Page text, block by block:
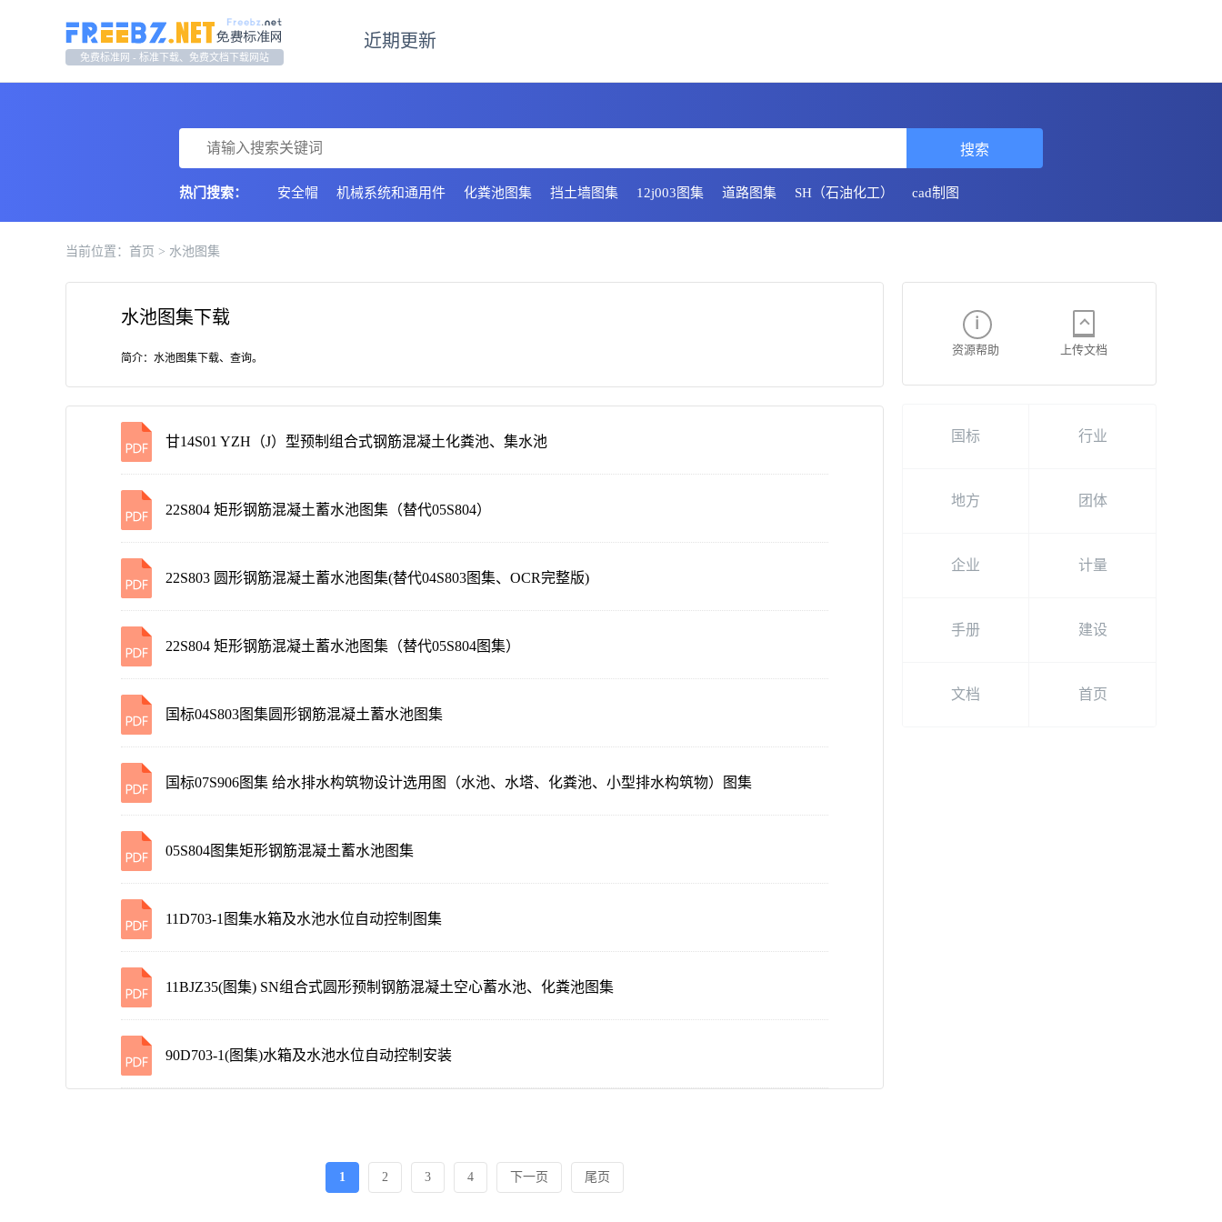
免费标准网 - 标准下载、免费文档下载网站
近期更新
搜索
热门搜索： 安全帽 机械系统和通用件 化粪池图集 挡土墙图集 12j003图集 道路图集 SH（石油化工） cad制图
行业计量检定 污染物排放 消火栓箱图集 不锈钢管 硬度 纺织和皮革技术
当前位置： 首页 > 水池图集
水池图集下载
简介：水池图集下载、查询。
甘14S01 YZH（J）型预制组合式钢筋混凝土化粪池、集水池
22S804 矩形钢筋混凝土蓄水池图集（替代05S804）
22S803 圆形钢筋混凝土蓄水池图集(替代04S803图集、OCR完整版)
22S804 矩形钢筋混凝土蓄水池图集（替代05S804图集）
国标04S803图集圆形钢筋混凝土蓄水池图集
国标07S906图集 给水排水构筑物设计选用图（水池、水塔、化粪池、小型排水构筑物）图集
05S804图集矩形钢筋混凝土蓄水池图集
11D703-1图集水箱及水池水位自动控制图集
11BJZ35(图集) SN组合式圆形预制钢筋混凝土空心蓄水池、化粪池图集
90D703-1(图集)水箱及水池水位自动控制安装
1 2 3 4 下一页 尾页
资源帮助 上传文档
国标 行业
地方 团体
企业 计量
手册 建设
文档 首页